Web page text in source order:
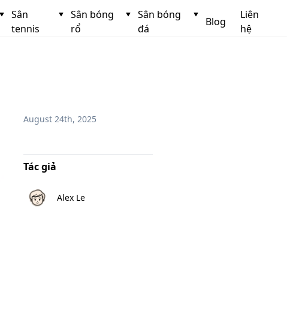
Sân
tennis
Sân bóng
rổ
Sân bóng
đá
Blog
Liên
hệ
August 24th, 2025
Tác giả
Alex Le